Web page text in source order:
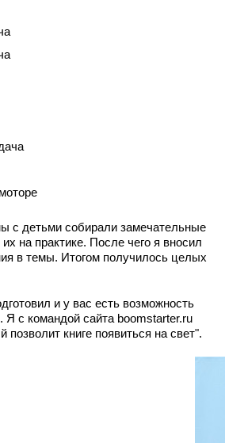
с детьми собирали замечательные
на практике. После чего я вносил
в темы. Итогом получилось целых
и у вас есть возможность
Я с командой сайта boomstarter.ru
позволит книге появиться на свет".